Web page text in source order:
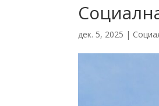
дек. 5, 2025 |